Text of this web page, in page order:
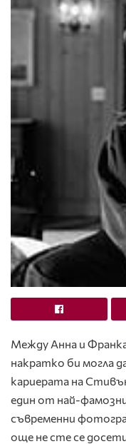
Между Анна и
накратко би могла
кариерата на
един от най-
съвременни
още не сте се